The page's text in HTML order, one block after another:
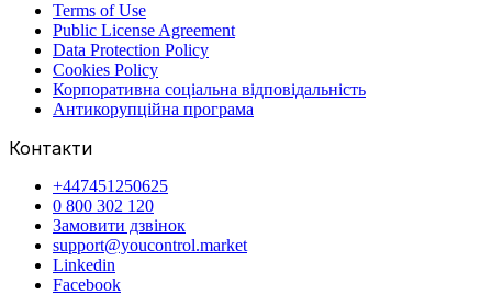
Terms of Use
Public License Agreement
Data Protection Policy
Cookies Policy
Корпоративна соціальна відповідальність
Антикорупційна програма
Контакти
+447451250625
0 800 302 120
Замовити дзвінок
support@youcontrol.market
Linkedin
Facebook